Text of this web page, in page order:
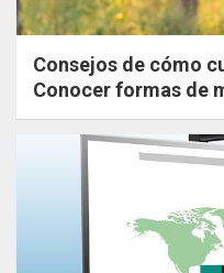
Consejos de cómo
Conocer formas de
verano. Ejercicios